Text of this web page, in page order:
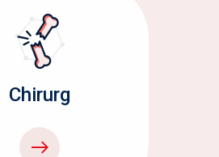
Chirurg